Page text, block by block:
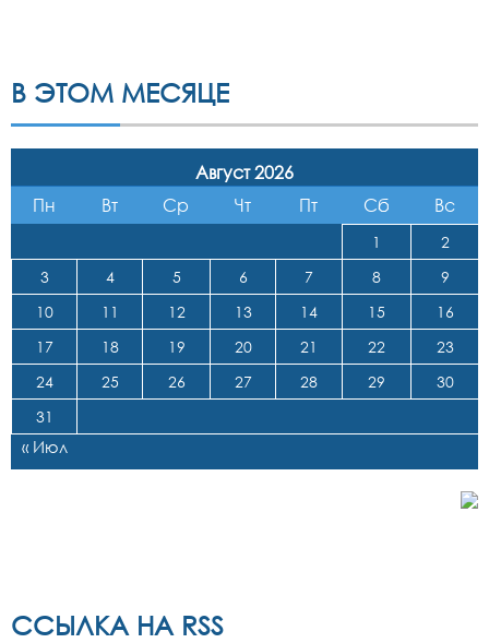
В ЭТОМ МЕСЯЦЕ
Август 2026
Пн
Вт Ср Чт Пт Сб Вс
1
2
3
4 5 6 7 8
9
10
11 12 13 14 15
16
17
18 19 20 21 22
23
24
25 26 27 28 29
30
31
« Июл
ССЫЛКА НА RSS